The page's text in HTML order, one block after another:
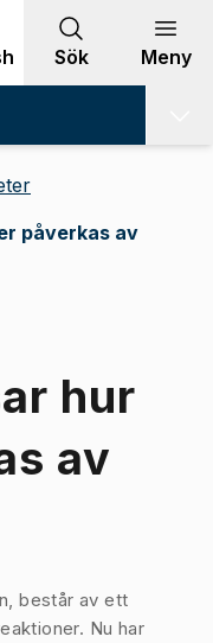
Sök Meny
påverkas av
hur
av
består av ett
Nu har